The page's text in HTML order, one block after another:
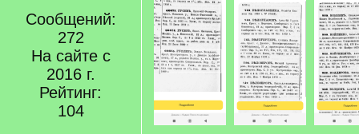
Сообщений:
272
На сайте с
2016 г.
Рейтинг:
104